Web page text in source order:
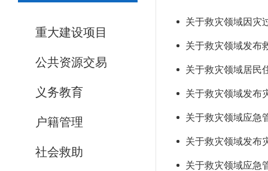
重大建设项目
公共资源交易
义务教育
户籍管理
社会救助
关于救灾领域因灾
关于救灾领域发布
关于救灾领域居民
关于救灾领域发布
关于救灾领域应急
关于救灾领域发布
关于救灾领域应急